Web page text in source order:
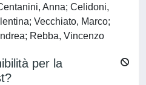
Anna; Celidoni,
Vecchiato, Marco;
Rebba, Vincenzo
per la